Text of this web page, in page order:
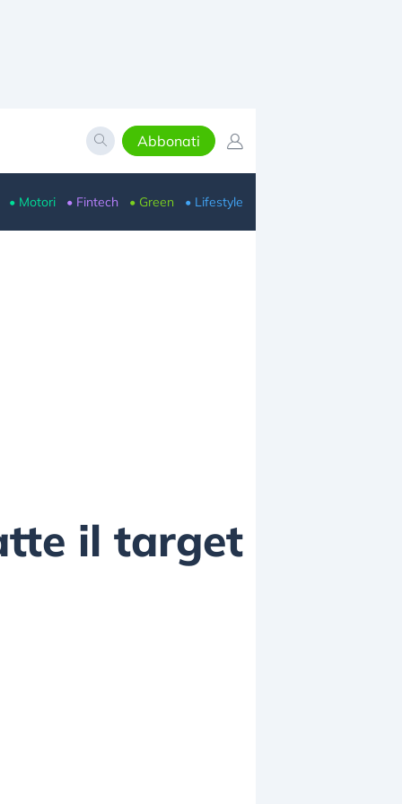
Abbonati
• Motori • Fintech • Green • Lifestyle
il target